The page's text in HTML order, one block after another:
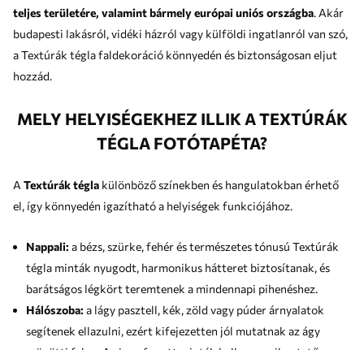
teljes területére, valamint bármely európai uniós országba. Akár
budapesti lakásról, vidéki házról vagy külföldi ingatlanról van szó,
a Textúrák tégla faldekoráció könnyedén és biztonságosan eljut
hozzád.
MELY HELYISÉGEKHEZ ILLIK A TEXTÚRÁK
TÉGLA FOTÓTAPÉTA?
A Textúrák tégla különböző színekben és hangulatokban érhető
el, így könnyedén igazítható a helyiségek funkciójához.
Nappali: a bézs, szürke, fehér és természetes tónusú Textúrák
tégla minták nyugodt, harmonikus hátteret biztosítanak, és
barátságos légkört teremtenek a mindennapi pihenéshez.
Hálószoba: a lágy pasztell, kék, zöld vagy púder árnyalatok
segítenek ellazulni, ezért kifejezetten jól mutatnak az ágy